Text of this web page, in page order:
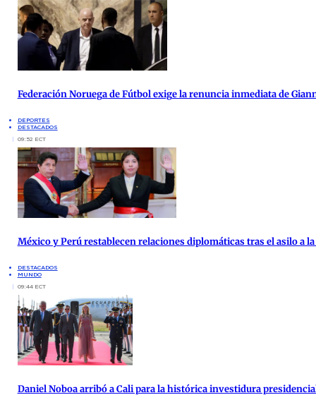
Federación Noruega de Fútbol exige la renuncia inmediata de
DEPORTES
DESTACADOS
09:52 ECT
México y Perú restablecen relaciones diplomáticas tras el asilo a
DESTACADOS
MUNDO
09:44 ECT
Daniel Noboa arribó a Cali para la histórica investidura